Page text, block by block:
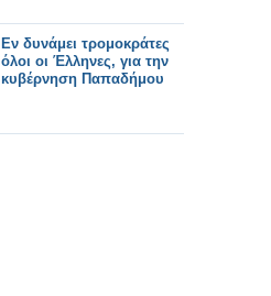
Εν δυνάμει τρομοκράτες
όλοι οι Έλληνες, για την
κυβέρνηση Παπαδήμου